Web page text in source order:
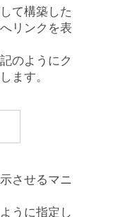
て構築した
リンクを表
のようにク
ます。
させるマニ
うに指定し